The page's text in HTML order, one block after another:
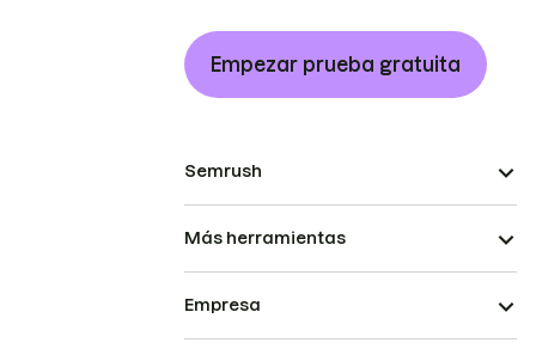
Empezar prueba gratuita
Semrush
Más herramientas
Empresa